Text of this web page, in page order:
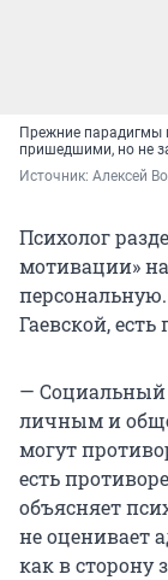
Прежние парадигмы
пришедшими, но не
Источник: Алексей
Психолог
мотивации»
Гаевской,
— Социальный
личным и
могут
есть
объясняет
не оценивает
как в сторону